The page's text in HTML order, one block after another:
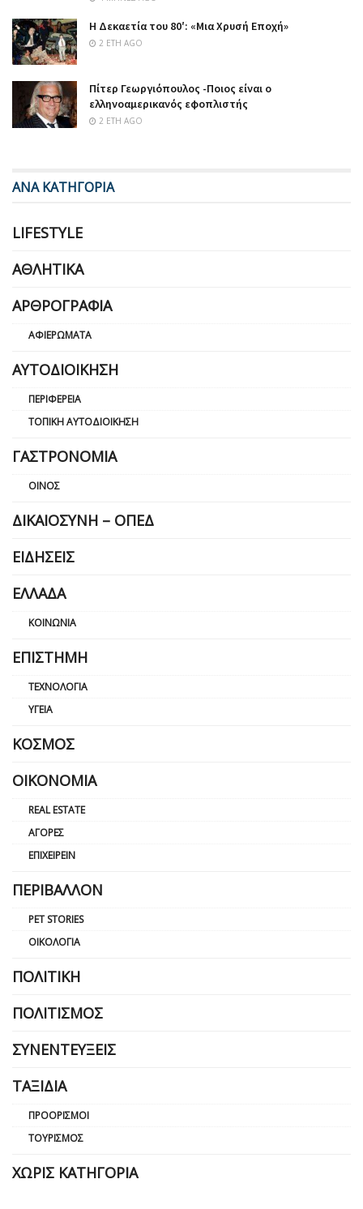
Η Δεκαετία του 80′: «Μια Χρυσή Εποχή»
2 ΈΤΗ AGO
Πίτερ Γεωργιόπουλος -Ποιος είναι ο
ελληνοαμερικανός εφοπλιστής
2 ΈΤΗ AGO
ΑΝΑ ΚΑΤΗΓΟΡΙΑ
LIFESTYLE
ΑΘΛΗΤΙΚΆ
ΑΡΘΡΟΓΡΑΦΊΑ
ΑΦΙΕΡΏΜΑΤΑ
ΑΥΤΟΔΙΟΊΚΗΣΗ
ΠΕΡΙΦΈΡΕΙΑ
ΤΟΠΙΚΉ ΑΥΤΟΔΙΟΊΚΗΣΗ
ΓΑΣΤΡΟΝΟΜΊΑ
ΟΊΝΟΣ
ΔΙΚΑΙΟΣΎΝΗ – ΟΠΕΔ
ΕΙΔΉΣΕΙΣ
ΕΛΛΆΔΑ
ΚΟΙΝΩΝΊΑ
ΕΠΙΣΤΉΜΗ
ΤΕΧΝΟΛΟΓΊΑ
ΥΓΕΊΑ
ΚΌΣΜΟΣ
ΟΙΚΟΝΟΜΊΑ
REAL ESTATE
ΑΓΟΡΈΣ
ΕΠΙΧΕΙΡΕΊΝ
ΠΕΡΙΒΆΛΛΟΝ
PET STORIES
ΟΙΚΟΛΟΓΊΑ
ΠΟΛΙΤΙΚΉ
ΠΟΛΙΤΙΣΜΌΣ
ΣΥΝΕΝΤΕΎΞΕΙΣ
ΤΑΞΊΔΙΑ
ΠΡΟΟΡΙΣΜΟΊ
ΤΟΥΡΙΣΜΌΣ
ΧΩΡΊΣ ΚΑΤΗΓΟΡΊΑ